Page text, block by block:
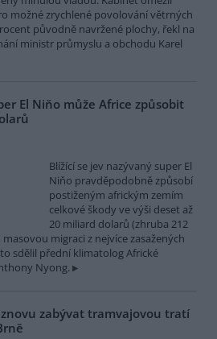
možné zrychlené povolování větrných
původně navržené plochy, řekl na
ministr průmyslu a obchodu Karel
El Niňo může Africe způsobit
Blížící se jev nazývaný super El
Niňo pravděpodobně způsobí
postiženým africkým zemím
celkové škody ve výši deset až
20 miliard dolarů (zhruba 212
migraci z nejvíce zasažených
sdělil přední klimatolog Africké
Nyong.
zabývat tramvajovou tratí